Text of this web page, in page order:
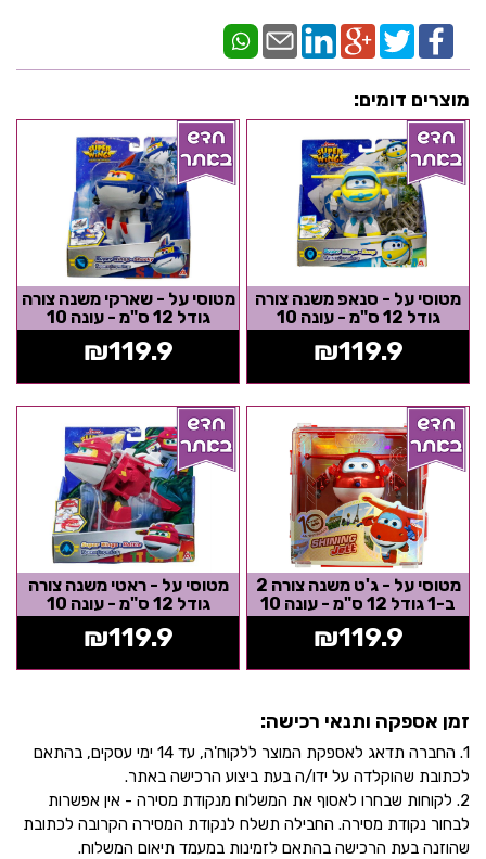
מוצרים דומים:
מטוסי על - סנאפ משנה צורה
גודל 12 ס"מ - עונה 10
₪119.9
מטוסי על - שארקי משנה צורה
גודל 12 ס"מ - עונה 10
₪119.9
מטוסי על - ג'ט משנה צורה 2
ב-1 גודל 12 ס"מ - עונה 10
₪119.9
מטוסי על - ראטי משנה צורה
גודל 12 ס"מ - עונה 10
₪119.9
זמן אספקה ותנאי רכישה:
1. החברה תדאג לאספקת המוצר ללקוח'ה, עד 14 ימי עסקים, בהתאם
לכתובת שהוקלדה על ידו/ה בעת ביצוע הרכישה באתר.
2. לקוחות שבחרו לאסוף את המשלוח מנקודת מסירה - אין אפשרות
לבחור נקודת מסירה. החבילה תשלח לנקודת המסירה הקרובה לכתובת
שהוזנה בעת הרכישה בהתאם לזמינות במעמד תיאום המשלוח.